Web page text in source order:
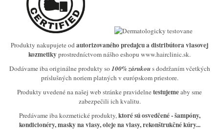
Produkty nakupujete odautorizovaného predajcu a distribútora vlasovej
kozmetikyprostredníctvom nášho eshopu www.hairclinic.sk.
Dodávame iba originálne produkty so100% zárukous dodržaním včetkých
príslušných noriem platných v európskom priestore.
Produkty uvedené na našej web stránke pravidelnetestujemeaby sme
zabezpečili ich kvalitu.
Predávame iba kozmetické produkty,ktoré sú osvedčené- šampóny,
kondicionéry, masky na vlasy, oleje na vlasy, rekonštrukčné kúry...